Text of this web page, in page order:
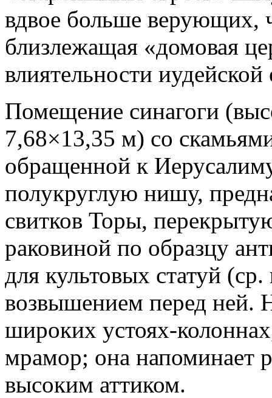
вдвое больше верующих,
близлежащая «домовая
влиятельности
Помещение синагоги
7,68×13,35 м) со
обращенной к
полукруглую нишу,
свитков Торы,
раковиной по образцу
для культовых статуй
возвышением перед ней.
широких устоях-
мрамор; она напоминает
высоким аттиком.